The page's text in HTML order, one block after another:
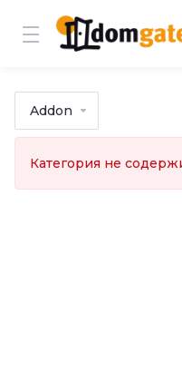
Addon
Категория не